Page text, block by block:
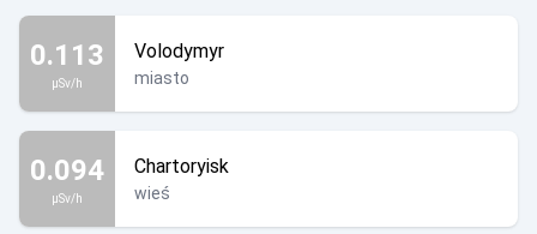
0.113
µSv/h
Volodymyr
miasto
0.094
µSv/h
Chartoryisk
wieś